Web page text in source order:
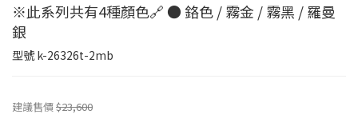
※此系列共有4種顏色🔗 ● 鉻色 / 霧金 / 霧黑 / 羅曼
銀
型號k-26326t-2mb
建議售價$23,600